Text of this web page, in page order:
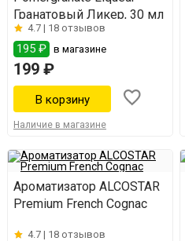
Гранатовый Ликер, 30 мл
4.7 | 18 отзывов
195 ₽ в магазине
199 ₽
Наличие в магазине
Ароматизатор ALCOSTAR
Premium French Cognac
4.7 | 18 отзывов